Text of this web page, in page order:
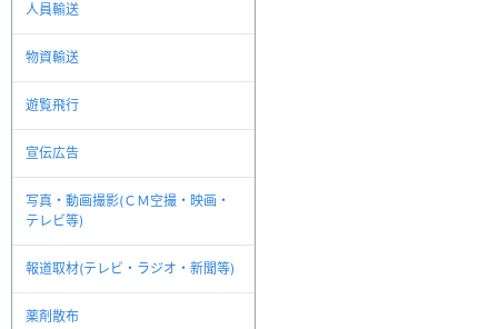
人員輸送
物資輸送
遊覧飛行
宣伝広告
写真・動画撮影(ＣＭ空撮・映画・
テレビ等)
報道取材(テレビ・ラジオ・新聞等)
薬剤散布